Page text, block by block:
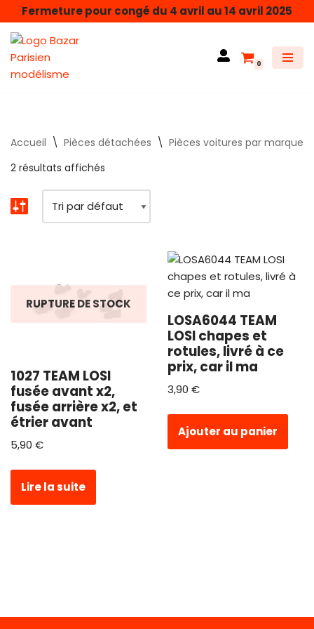
Aller
au
contenu
Fermeture pour congé du 4 avril au 14 avril 2025
0
Accueil \ Pièces détachées \ Pièces voitures par marque
2 résultats affichés
RUPTURE DE STOCK
1027 TEAM LOSI
fusée avant x2,
fusée arrière x2, et
étrier avant
5,90 €
Lire la suite
LOSA6044 TEAM
LOSI chapes et
rotules, livré à ce
prix, car il ma
3,90 €
Ajouter au panier